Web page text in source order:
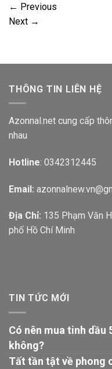
← Previous
Next →
THÔNG TIN LIÊN HỆ
Azonnal.net cung cấp
nhau
Hotline: 0342312445
Email:
Địa Chỉ: 135 Phạm Văn
phố Hồ Chí Minh
TIN TỨC MỚI
Có nên mua tinh dầu
không?
Tất tần tật về phong